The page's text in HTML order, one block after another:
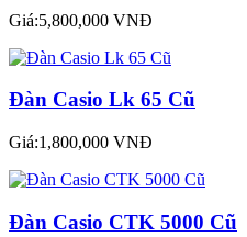
Giá:5,800,000 VNĐ
Đàn Casio Lk 65 Cũ
Giá:1,800,000 VNĐ
Đàn Casio CTK 5000 Cũ